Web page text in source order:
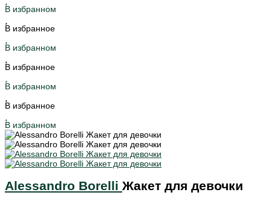
В избранном
В избранное
В избранном
В избранное
В избранном
В избранное
В избранном
Alessandro Borelli Жакет для девочки